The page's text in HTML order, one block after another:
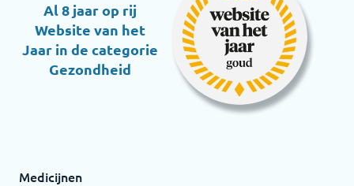
Al 8 jaar op rij
Website van het
Jaar in de categorie
Gezondheid
Medicijnen